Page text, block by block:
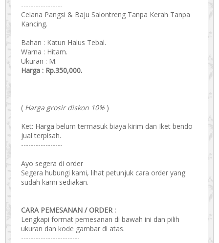
-----------------
Celana Pangsi & Baju Salontreng Tanpa Kerah Tanpa
Kancing.
Bahan : Katun Halus Tebal.
Warna : Hitam.
Ukuran : M.
Harga : Rp.350,000.
( Harga grosir diskon 10% )
Ket: Harga belum termasuk biaya kirim dan Iket bendo
jual terpisah.
-----------------
Ayo segera di order
Segera hubungi kami, lihat petunjuk cara order yang
sudah kami sediakan.
CARA PEMESANAN / ORDER :
Lengkapi format pemesanan di bawah ini dan pilih
ukuran dan kode gambar di atas.
------------------------